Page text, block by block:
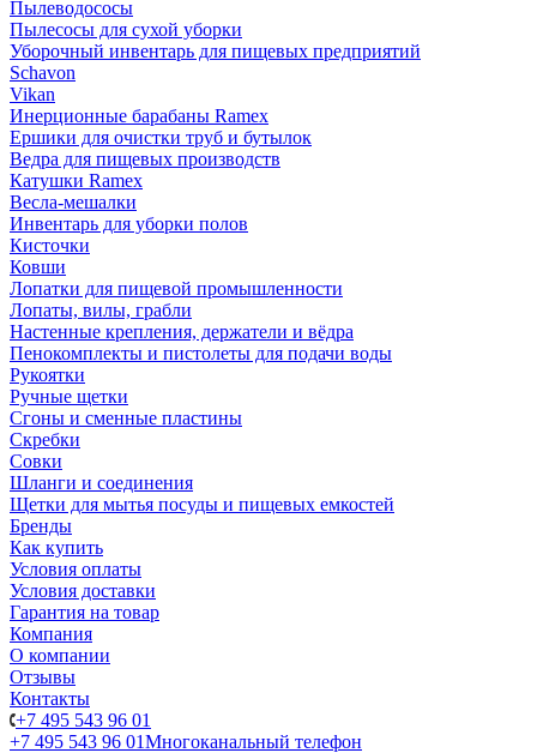
Пылеводососы
Пылесосы для сухой уборки
Уборочный инвентарь для пищевых предприятий
Schavon
Vikan
Инерционные барабаны Ramex
Ершики для очистки труб и бутылок
Ведра для пищевых производств
Катушки Ramex
Весла-мешалки
Инвентарь для уборки полов
Кисточки
Ковши
Лопатки для пищевой промышленности
Лопаты, вилы, грабли
Настенные крепления, держатели и вёдра
Пенокомплекты и пистолеты для подачи воды
Рукоятки
Ручные щетки
Сгоны и сменные пластины
Скребки
Совки
Шланги и соединения
Щетки для мытья посуды и пищевых емкостей
Бренды
Как купить
Условия оплаты
Условия доставки
Гарантия на товар
Компания
О компании
Отзывы
Контакты
+7 495 543 96 01
+7 495 543 96 01Многоканальный телефон